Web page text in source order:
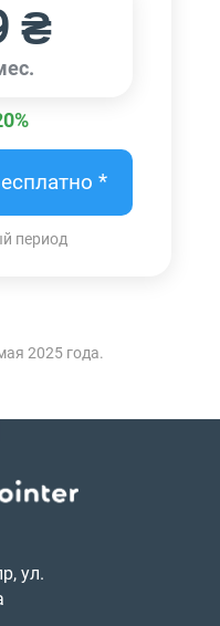
₴
*
период
2025 года.
ул.